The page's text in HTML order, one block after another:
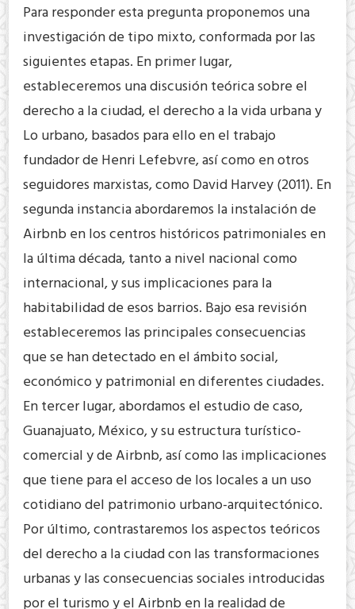
Para responder esta pregunta proponemos una
investigación de tipo mixto, conformada por las
siguientes etapas. En primer lugar,
estableceremos una discusión teórica sobre el
derecho a la ciudad, el derecho a la vida urbana y
Lo urbano, basados para ello en el trabajo
fundador de Henri Lefebvre, así como en otros
seguidores marxistas, como David Harvey (2011). En
segunda instancia abordaremos la instalación de
Airbnb en los centros históricos patrimoniales en
la última década, tanto a nivel nacional como
internacional, y sus implicaciones para la
habitabilidad de esos barrios. Bajo esa revisión
estableceremos las principales consecuencias
que se han detectado en el ámbito social,
económico y patrimonial en diferentes ciudades.
En tercer lugar, abordamos el estudio de caso,
Guanajuato, México, y su estructura turístico-
comercial y de Airbnb, así como las implicaciones
que tiene para el acceso de los locales a un uso
cotidiano del patrimonio urbano-arquitectónico.
Por último, contrastaremos los aspectos teóricos
del derecho a la ciudad con las transformaciones
urbanas y las consecuencias sociales introducidas
por el turismo y el Airbnb en la realidad de